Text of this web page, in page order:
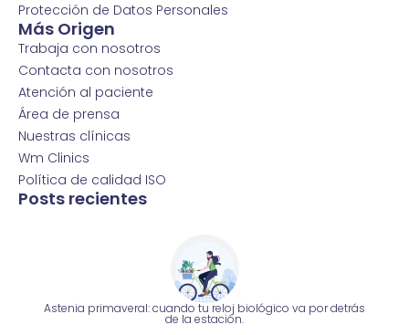
Protección de Datos Personales
Más Origen
Trabaja con nosotros
Contacta con nosotros
Atención al paciente
Área de prensa
Nuestras clínicas
Wm Clinics
Política de calidad ISO
Posts recientes
Astenia primaveral: cuando tu reloj biológico va por detrás
de la estación.